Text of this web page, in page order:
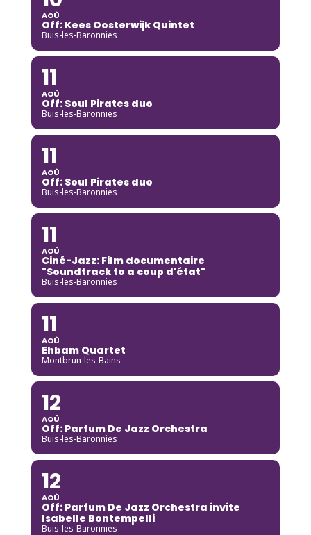
AOÛ
Off: Kees Oosterwijk Quintet
Buis-les-Baronnies
11
AOÛ
Off: Soul Pirates duo
Buis-les-Baronnies
11
AOÛ
Off: Soul Pirates duo
Buis-les-Baronnies
11
AOÛ
Ciné-Jazz: Film documentaire
"Soundtrack to a coup d'état"
Buis-les-Baronnies
11
AOÛ
Ehbam Quartet
Montbrun-les-Bains
12
AOÛ
Off: Parfum De Jazz Orchestra
Buis-les-Baronnies
12
AOÛ
Off: Parfum De Jazz Orchestra invite
Isabelle Bontempelli
Buis-les-Baronnies